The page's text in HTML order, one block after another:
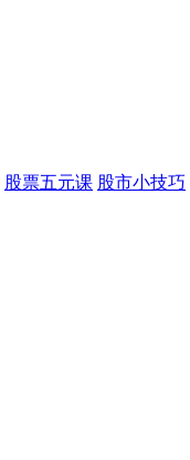
股票五元课 股市小技巧